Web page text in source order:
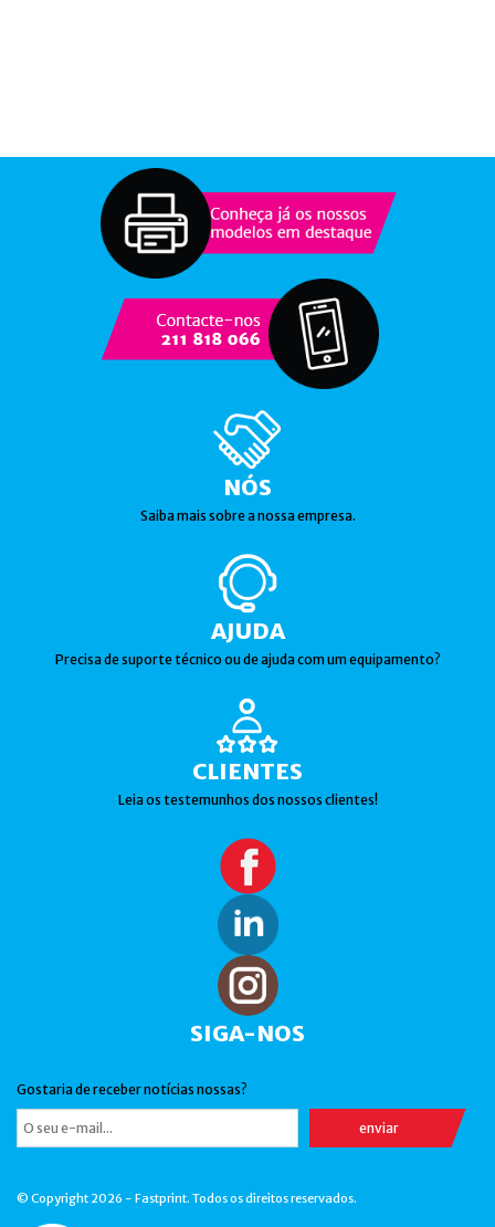
NÓS
Saiba mais sobre a nossa empresa.
AJUDA
Precisa de suporte técnico ou de ajuda com um equipamento?
CLIENTES
Leia os testemunhos dos nossos clientes!
SIGA-NOS
Gostaria de receber notícias nossas?
© Copyright 2026 - Fastprint. Todos os direitos reservados.